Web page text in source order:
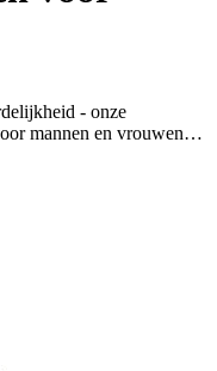
- onze
mannen en vrouwen
innovatieve materialen en
is.